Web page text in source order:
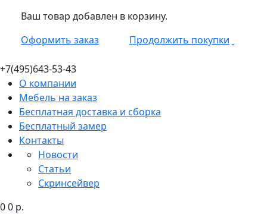
Ваш товар добавлен в корзину.
Оформить заказ
Продолжить покупки
+7(495)643-53-43
О компании
Мебель на заказ
Бесплатная доставка и сборка
Бесплатный замер
Контакты
Новости
Статьи
Скринсейвер
00 р.